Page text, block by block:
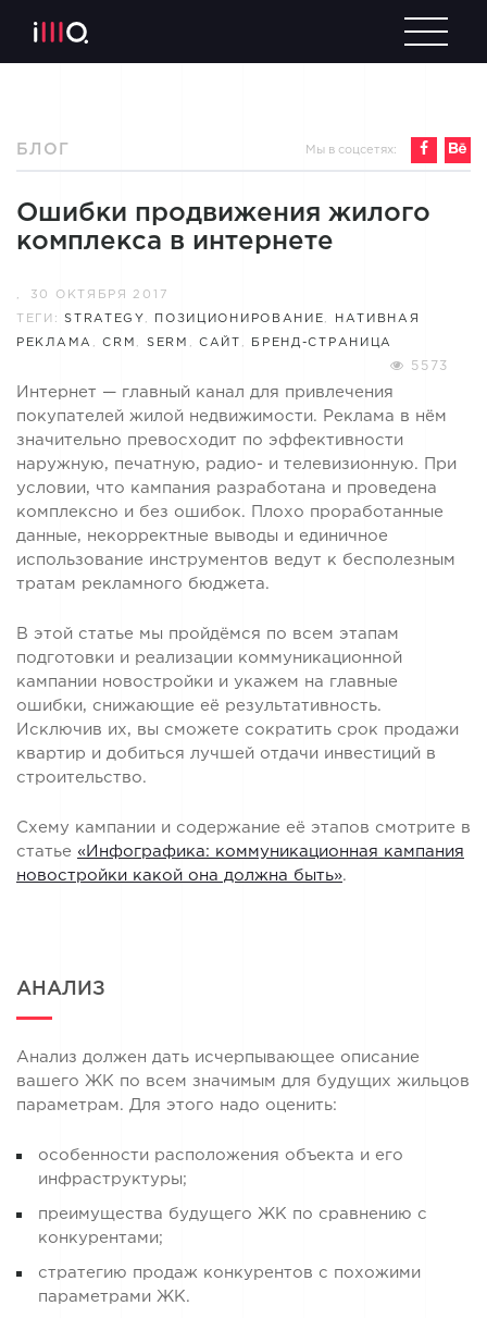
БЛОГ Мы в соцсетях:
Ошибки продвижения жилого
комплекса в интернете
, 30 ОКТЯБРЯ 2017
ТЕГИ: STRATEGY , ПОЗИЦИОНИРОВАНИЕ , НАТИВНАЯ
РЕКЛАМА ,CRM , SERM ,САЙТ , БРЕНД-СТРАНИЦА
5573
Интернет — главный канал для привлечения
покупателей жилой недвижимости. Реклама в нём
значительно превосходит по эффективности
наружную, печатную, радио- и телевизионную. При
условии, что кампания разработана и проведена
комплексно и без ошибок. Плохо проработанные
данные, некорректные выводы и единичное
использование инструментов ведут к бесполезным
тратам рекламного бюджета.
В этой статье мы пройдёмся по всем этапам
подготовки и реализации коммуникационной
кампании новостройки и укажем на главные
ошибки, снижающие её результативность.
Исключив их, вы сможете сократить срок продажи
квартир и добиться лучшей отдачи инвестиций в
строительство.
Схему кампании и содержание её этапов смотрите в
статье «Инфографика: коммуникационная кампания
новостройки какой она должна быть».
АНАЛИЗ
Анализ должен дать исчерпывающее описание
вашего ЖК по всем значимым для будущих жильцов
параметрам. Для этого надо оценить:
особенности расположения объекта и его
инфраструктуры;
преимущества будущего ЖК по сравнению с
конкурентами;
стратегию продаж конкурентов с похожими
параметрами ЖК.